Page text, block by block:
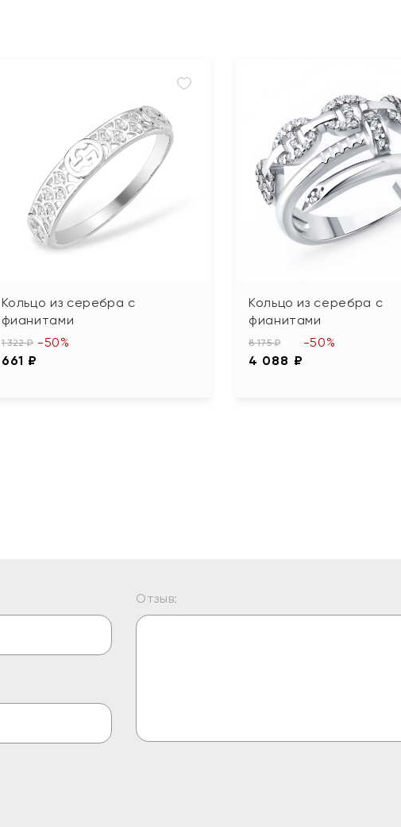
Кольцо из серебра с
фианитами
1 322 ₽
661 ₽
-50%
Кольцо из серебра с
фианитами
8 175 ₽
4 088 ₽
-50%
Отзыв: